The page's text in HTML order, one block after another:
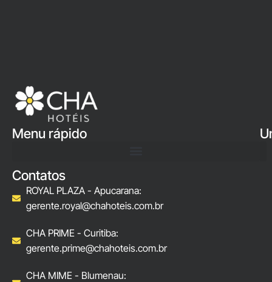
Menu rápido
Contatos
ROYAL PLAZA - Apucarana:
gerente.royal@chahoteis.com.br
CHA PRIME - Curitiba:
gerente.prime@chahoteis.com.br
CHA MIME - Blumenau: